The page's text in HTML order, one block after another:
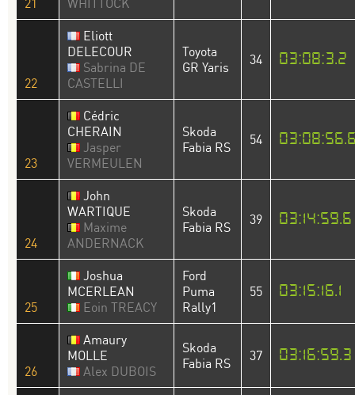
21 WHITTOCK
22
Eliott
DELECOUR
Sabrina DE
CASTELLI
Toyota
GR Yaris
34 03:08:3.2
23
Cédric
CHERAIN
Jasper
VERMEULEN
Skoda
Fabia RS
54
24
John
WARTIQUE
Maxime
ANDERNACK
Skoda
Fabia RS
39 03:14:59.6
25
Joshua
MCERLEAN
Eoin TREACY
Ford
Puma
Rally1
55 03:15:16.1
26
Amaury
MOLLE
Alex DUBOIS
Skoda
Fabia RS
37 03:16:59.3